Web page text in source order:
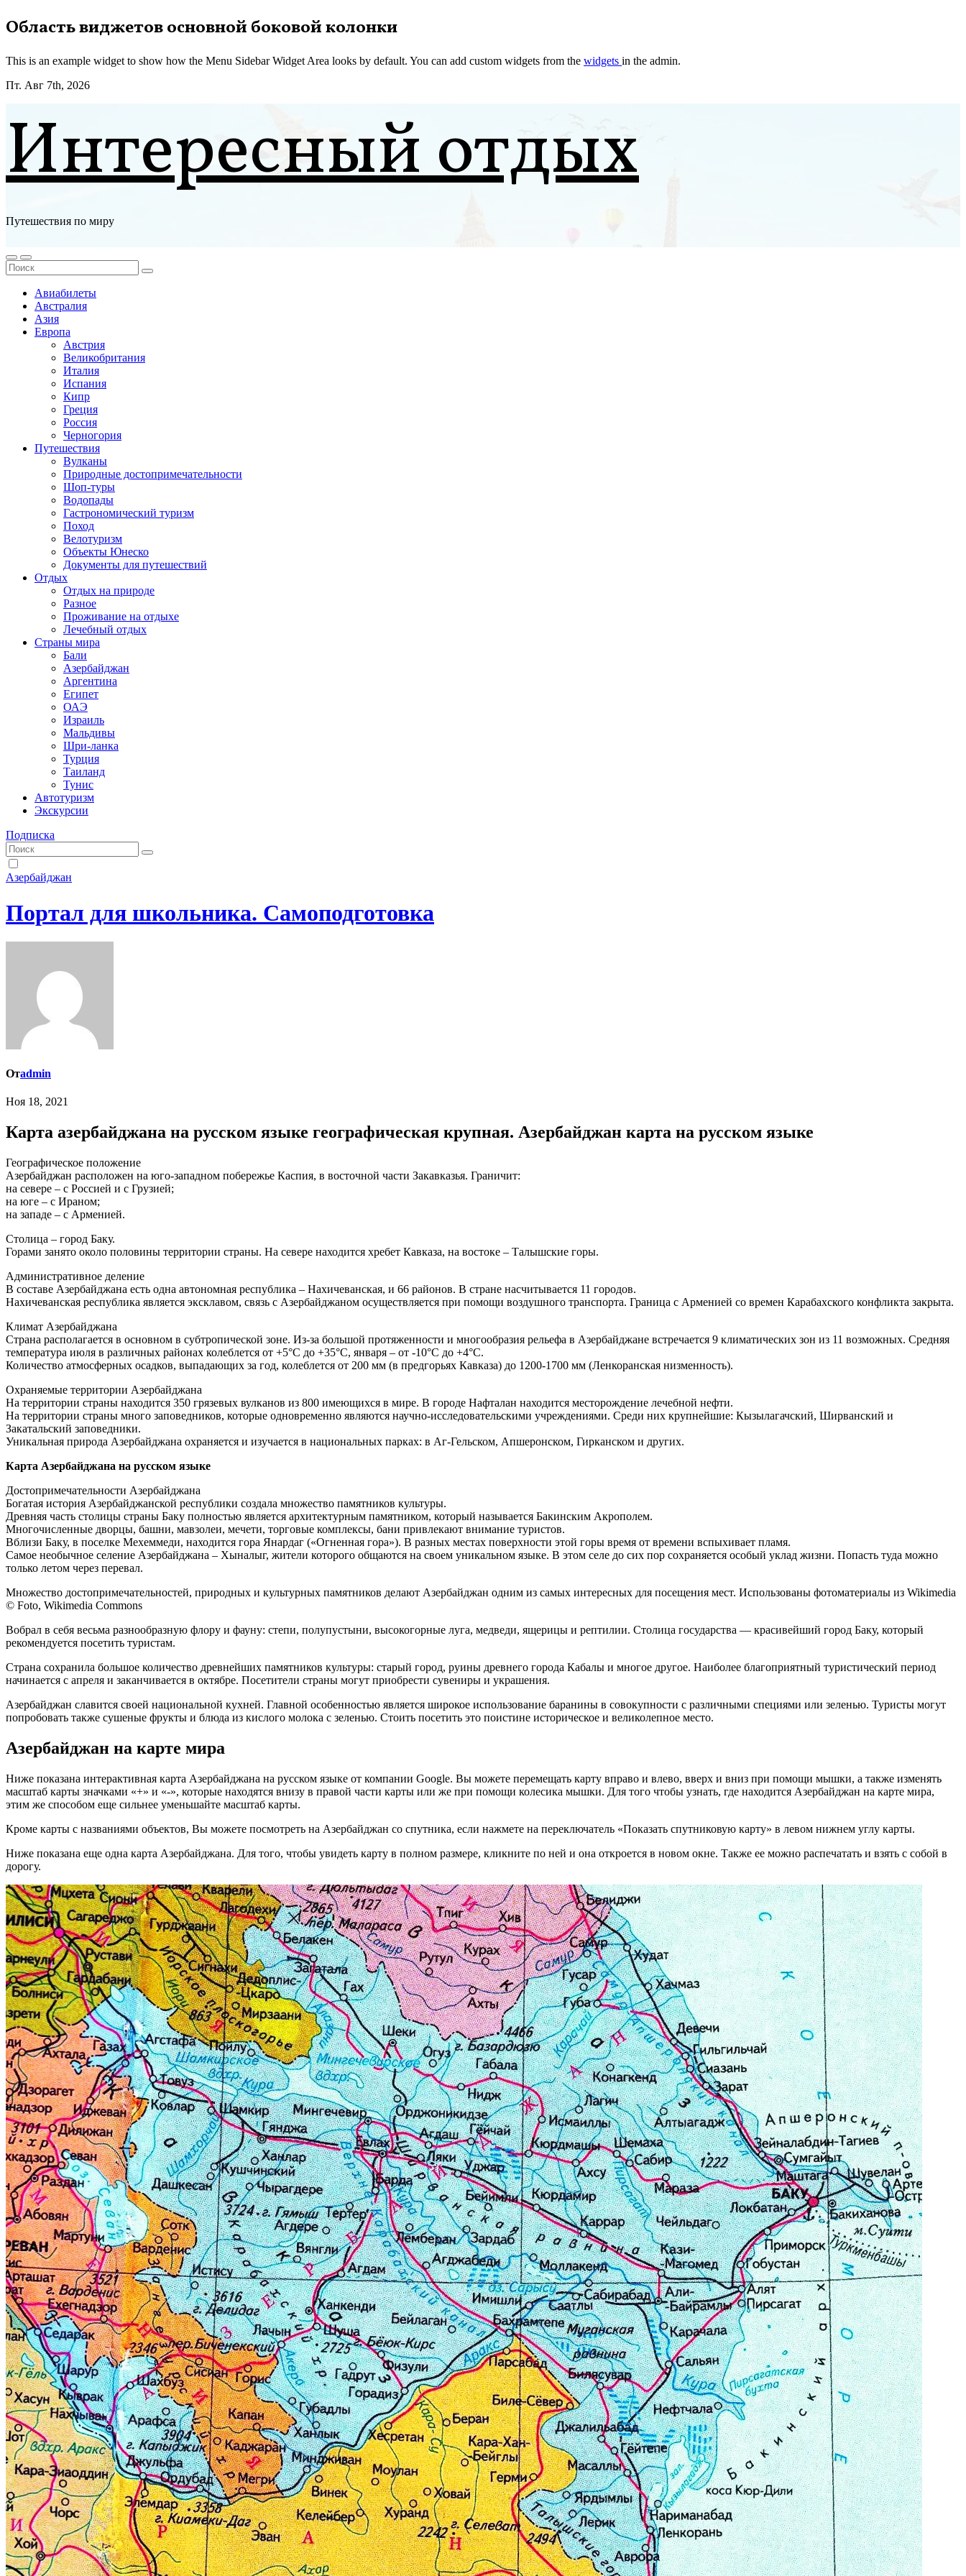
Перейти
к
Область виджетов основной боковой колонки
This is an example widget to show how the Menu Sidebar Widget Area looks by default. You can add custom widgets from the widgets in the admin.
Пт. Авг 7th, 2026
Интересный отдых
Путешествия по миру
Авиабилеты
Австралия
Азия
Европа
Австрия
Великобритания
Италия
Испания
Кипр
Греция
Россия
Черногория
Путешествия
Вулканы
Природные достопримечательности
Шоп-туры
Водопады
Гастрономический туризм
Поход
Велотуризм
Объекты Юнеско
Документы для путешествий
Отдых
Отдых на природе
Разное
Проживание на отдыхе
Лечебный отдых
Страны мира
Бали
Азербайджан
Аргентина
Египет
ОАЭ
Израиль
Мальдивы
Шри-ланка
Турция
Таиланд
Тунис
Автотуризм
Экскурсии
Подписка
Азербайджан
Портал для школьника. Самоподготовка
Отadmin
Ноя 18, 2021
Карта азербайджана на русском языке географическая крупная. Азербайджан карта на русском языке
Географическое положение
Азербайджан расположен на юго-западном побережье Каспия, в восточной части Закавказья. Граничит:
на севере – с Россией и с Грузией;
на юге – с Ираном;
на западе – с Арменией.
Столица – город Баку.
Горами занято около половины территории страны. На севере находится хребет Кавказа, на востоке – Талышские горы.
Административное деление
В составе Азербайджана есть одна автономная республика – Нахичеванская, и 66 районов. В стране насчитывается 11 городов.
Нахичеванская республика является эксклавом, связь с Азербайджаном осуществляется при помощи воздушного транспорта. Граница с Арменией со времен Карабахского конфликта закрыта.
Климат Азербайджана
Страна располагается в основном в субтропической зоне. Из-за большой протяженности и многообразия рельефа в Азербайджане встречается 9 климатических зон из 11 возможных. Средняя
температура июля в различных районах колеблется от +5°С до +35°С, января – от -10°С до +4°С.
Количество атмосферных осадков, выпадающих за год, колеблется от 200 мм (в предгорьях Кавказа) до 1200-1700 мм (Ленкоранская низменность).
Охраняемые территории Азербайджана
На территории страны находится 350 грязевых вулканов из 800 имеющихся в мире. В городе Нафталан находится месторождение лечебной нефти.
На территории страны много заповедников, которые одновременно являются научно-исследовательскими учреждениями. Среди них крупнейшие: Кызылагачский, Ширванский и
Закатальский заповедники.
Уникальная природа Азербайджана охраняется и изучается в национальных парках: в Аг-Гельском, Апшеронском, Гирканском и других.
Карта Азербайджана на русском языке
Достопримечательности Азербайджана
Богатая история Азербайджанской республики создала множество памятников культуры.
Древняя часть столицы страны Баку полностью является архитектурным памятником, который называется Бакинским Акрополем.
Многочисленные дворцы, башни, мавзолеи, мечети, торговые комплексы, бани привлекают внимание туристов.
Вблизи Баку, в поселке Мехеммеди, находится гора Янардаг («Огненная гора»). В разных местах поверхности этой горы время от времени вспыхивает пламя.
Самое необычное селение Азербайджана – Хыналыг, жители которого общаются на своем уникальном языке. В этом селе до сих пор сохраняется особый уклад жизни. Попасть туда можно
только летом через перевал.
Множество достопримечательностей, природных и культурных памятников делают Азербайджан одним из самых интересных для посещения мест. Использованы фотоматериалы из Wikimedia
© Foto, Wikimedia Commons
Вобрал в себя весьма разнообразную флору и фауну: степи, полупустыни, высокогорные луга, медведи, ящерицы и рептилии. Столица государства — красивейший город Баку, который
рекомендуется посетить туристам.
Страна сохранила большое количество древнейших памятников культуры: старый город, руины древнего города Кабалы и многое другое. Наиболее благоприятный туристический период
начинается с апреля и заканчивается в октябре. Посетители страны могут приобрести сувениры и украшения.
Азербайджан славится своей национальной кухней. Главной особенностью является широкое использование баранины в совокупности с различными специями или зеленью. Туристы могут
попробовать также сушеные фрукты и блюда из кислого молока с зеленью. Стоить посетить это поистине историческое и великолепное место.
Азербайджан на карте мира
Ниже показана интерактивная карта Азербайджана на русском языке от компании Google. Вы можете перемещать карту вправо и влево, вверх и вниз при помощи мышки, а также изменять
масштаб карты значками «+» и «-», которые находятся внизу в правой части карты или же при помощи колесика мышки. Для того чтобы узнать, где находится Азербайджан на карте мира,
этим же способом еще сильнее уменьшайте масштаб карты.
Кроме карты с названиями объектов, Вы можете посмотреть на Азербайджан со спутника, если нажмете на переключатель «Показать спутниковую карту» в левом нижнем углу карты.
Ниже показана еще одна карта Азербайджана. Для того, чтобы увидеть карту в полном размере, кликните по ней и она откроется в новом окне. Также ее можно распечатать и взять с собой в
дорогу.